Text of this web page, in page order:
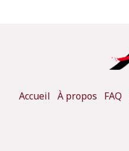
Accueil À propos FAQ